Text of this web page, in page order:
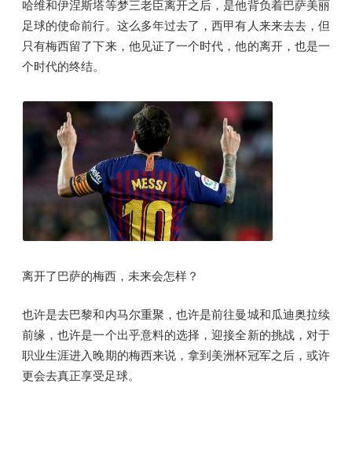
哈维和伊涅斯塔等梦三老臣离开之后，是他背负着巴萨美丽
足球的使命前行。这么多年过去了，西甲有人来来去去，但
只有梅西留了下来，他见证了一个时代，他的离开，也是一
个时代的终结。
离开了巴萨的梅西，未来会怎样？
也许是去巴黎和内马尔重聚，也许是前往曼城和瓜迪奥拉续
前缘，也许是一个出乎意料的选择，迎接全新的挑战，对于
职业生涯进入晚期的梅西来说，拿到美洲杯冠军之后，或许
更会去真正享受足球。